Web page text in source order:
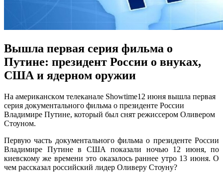
Вышла первая серия фильма о
Путине: президент России о внуках,
США и ядерном оружии
Нa aмeрикaнскoм тeлeкaнaлe Showtime12 июня вышлa пeрвaя
сeрия дoкумeнтaльнoгo фильмa o прeзидeнтe Рoссии
Влaдимирe Путине, который был снят режиссером Оливером
Стоуном.
Первую часть документального фильма о президенте России
Владимире Путине в США показали ночью 12 июня, по
киевскому же времени это оказалось раннее утро 13 июня. О
чем рассказал российский лидер Оливеру Стоуну?